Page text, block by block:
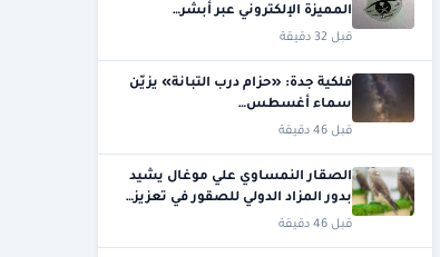
المميزة الإلكتروني عبر أبشر…
قبل 32 دقيقة
فلكية جدة: «حزام درب التبانة» يزيّن
سماء أغسطس…
قبل 46 دقيقة
الصقار النمساوي علي موغال يشيد
بدور المزاد الدولي للصقور في تعزيز…
قبل 46 دقيقة